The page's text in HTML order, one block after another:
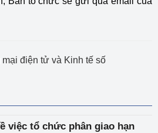
điện tử và Kinh tế số
việc tổ chức phân giao hạn